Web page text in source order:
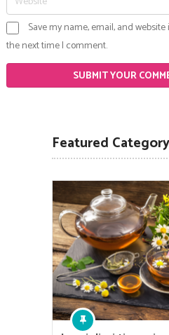
Save my name, email, and
the next time I comment.
Featured Category